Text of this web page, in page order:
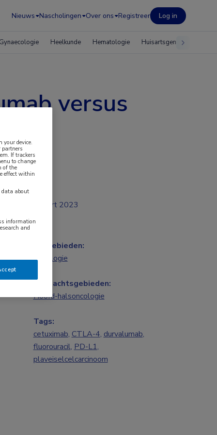
Nieuws Nascholingen Over ons Registreer Log in
Heelkunde Hematologie Huisartsgeneeskunde
versus
mrt 2023
Vakgebieden:
Oncologie
Aandachtsgebieden:
Hoofd-halsoncologie
Tags:
cetuximab, CTLA-4, durvalumab,
fluorouracil, PD-L1,
plaveiselcelcarcinoom
device.
partners
If trackers
to change
of the
effect within
data about
information
and